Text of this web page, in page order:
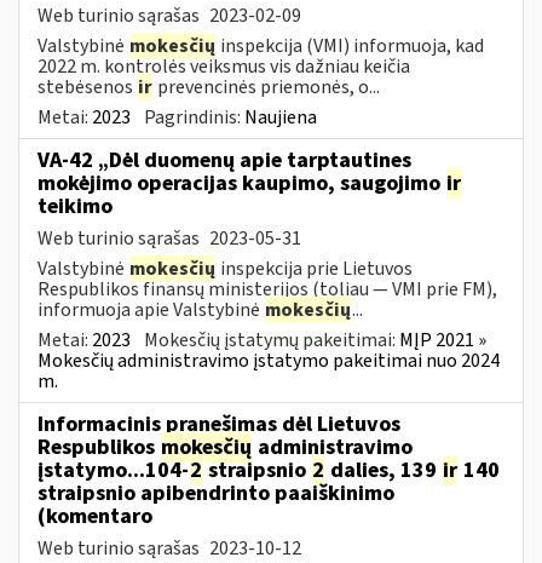
Web turinio sąrašas 2023-02-09
Valstybinė mokesčių inspekcija (VMI) informuoja, kad
2022 m. kontrolės veiksmus vis dažniau keičia
stebėsenos ir prevencinės priemonės, o...
Metai: 2023 Pagrindinis: Naujiena
VA-42 „Dėl duomenų apie tarptautines
mokėjimo operacijas kaupimo, saugojimo ir
teikimo
Web turinio sąrašas 2023-05-31
Valstybinė mokesčių inspekcija prie Lietuvos
Respublikos finansų ministerijos (toliau ― VMI prie FM),
informuoja apie Valstybinė mokesčių...
Metai: 2023 Mokesčių įstatymų pakeitimai: MĮP 2021 »
Mokesčių administravimo įstatymo pakeitimai nuo 2024
m.
Informacinis pranešimas dėl Lietuvos
Respublikos mokesčių administravimo
įstatymo...104-2straipsnio 2 dalies, 139 ir 140
straipsnio apibendrinto paaiškinimo
(komentaro
Web turinio sąrašas 2023-10-12